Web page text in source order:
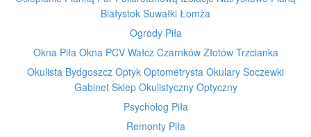
Białystok Suwałki Łomża
Ogrody Piła
Okna Piła Okna PCV Wałcz Czarnków Złotów Trzcianka
Okulista Bydgoszcz Optyk Optometrysta Okulary Soczewki
Gabinet Sklep Okulistyczny Optyczny
Psycholog Piła
Remonty Piła